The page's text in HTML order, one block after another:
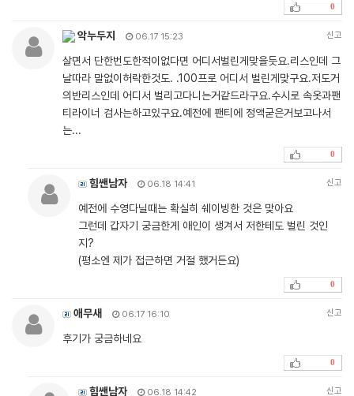
0
악누두지 06.17 15:23 신고
살면서 단한번도한적이없다면 어디서벌린게맞을듯요.리스인데 그
날따라 말없이허락한것도. .100프로 어디서 벌린게맞구요.저도거
의반리스인데 어디서 벌리고다니는거같드라구요.수시로 속옷과팬
티라이너 검사는하고있구요.예전에 팬티에 정액굳은거보고나서
는...
0
힘쌘남자 06.18 14:41 신고
예전에 수영다닐때는 확실히 쉐이빙한 것은 맞아요
그런데 갑자기 궁금한게 애인이 생겨서 저한테도 벌린 것인
지?
(평소엔 제가 접근하면 거절 했거든요)
0
애무새 06.17 16:10 신고
후기가 궁금하네요
0
힘쌘남자 06.18 14:42 신고